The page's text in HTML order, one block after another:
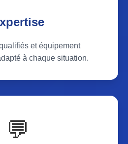
et équipement
à chaque situation.
💬